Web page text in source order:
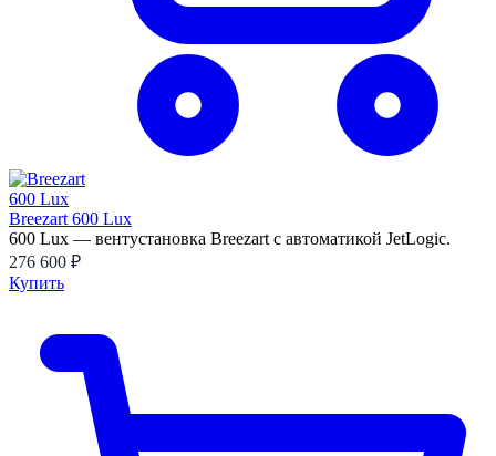
Breezart 600 Lux
600 Lux — вентустановка Breezart с автоматикой JetLogic.
276 600 ₽
Купить